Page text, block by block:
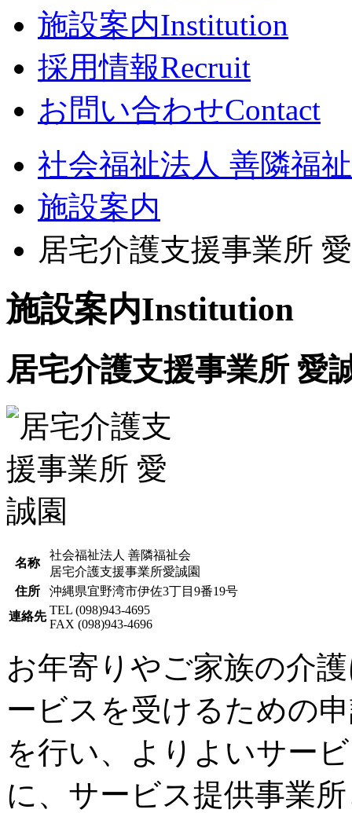
施設案内Institution
採用情報Recruit
お問い合わせContact
社会福祉法人 善隣福
施設案内
居宅介護支援事業所
施設案内Institution
居宅介護支援事業所 愛
名称
社会福祉法人 善隣福祉会
居宅介護支援事業所愛誠園
住所
沖縄県宜野湾市伊佐3丁目9番19号
連絡先 TEL (098)943-4695
FAX (098)943-4696
お年寄りやご家族の介
ービスを受けるための
を行い、よりよいサー
に、サービス提供事業